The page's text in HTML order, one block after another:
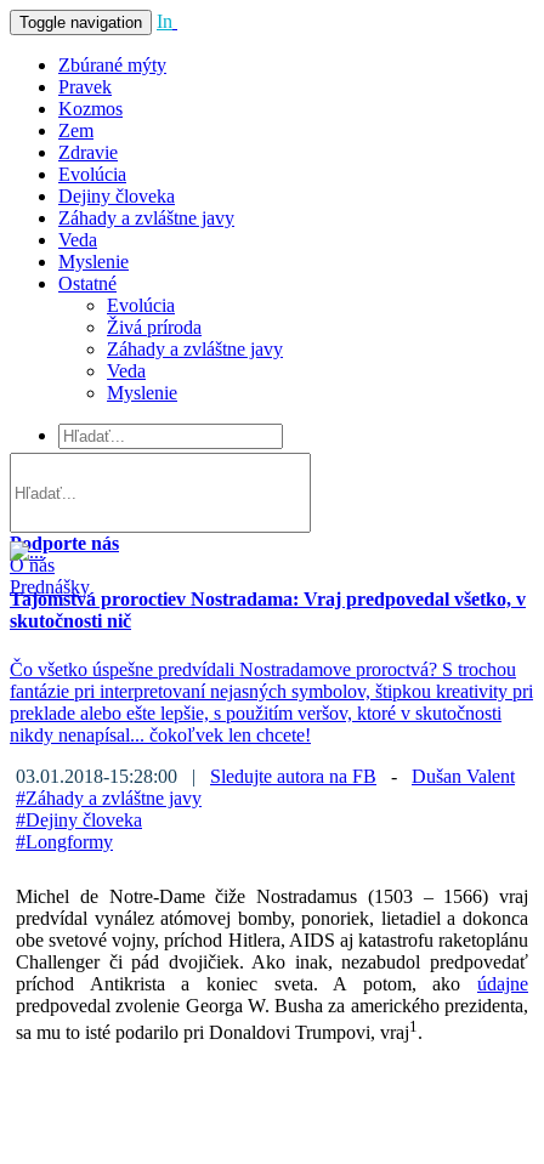
Toggle navigation In
Zbúrané mýty
Pravek
Kozmos
Zem
Zdravie
Evolúcia
Dejiny človeka
Záhady a zvláštne javy
Veda
Myslenie
Ostatné
Evolúcia
Živá príroda
Záhady a zvláštne javy
Veda
Myslenie
Podporte nás
O nás
Prednášky
Tajomstvá proroctiev Nostradama: Vraj predpovedal všetko, v
skutočnosti nič
Čo všetko úspešne predvídali Nostradamove proroctvá? S trochou
fantázie pri interpretovaní nejasných symbolov, štipkou kreativity pri
preklade alebo ešte lepšie, s použitím veršov, ktoré v skutočnosti
nikdy nenapísal... čokoľvek len chcete!
03.01.2018-15:28:00 | Sledujte autora na FB - Dušan Valent
#Záhady a zvláštne javy
#Dejiny človeka
#Longformy
Michel de Notre-Dame čiže Nostradamus (1503 – 1566) vraj
predvídal vynález atómovej bomby, ponoriek, lietadiel a dokonca
obe svetové vojny, príchod Hitlera, AIDS aj katastrofu raketoplánu
Challenger či pád dvojičiek. Ako inak, nezabudol predpovedať
príchod Antikrista a koniec sveta. A potom, ako údajne
predpovedal zvolenie Georga W. Busha za amerického prezidenta,
sa mu to isté podarilo pri Donaldovi Trumpovi, vraj1 .